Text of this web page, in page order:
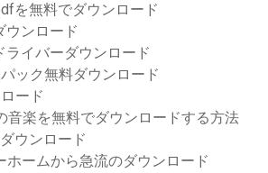
を無料でダウンロード
ウンロード
イバーダウンロード
ック無料ダウンロード
ード
音楽を無料でダウンロードする方法
ウンロード
ホームから急流のダウンロード